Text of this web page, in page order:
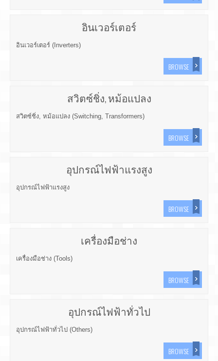
อินเวอร์เตอร์
อินเวอร์เตอร์ (Inverters)
BROWSE
สวิตซ์ชิ่ง, หม้อแปลง
สวิตซ์ชิ่ง, หม้อแปลง (Switching, Transformers)
BROWSE
อุปกรณ์ไฟฟ้าแรงสูง
อุปกรณ์ไฟฟ้าแรงสูง
BROWSE
เครื่องมือช่าง
เครื่องมือช่าง (Tools)
BROWSE
อุปกรณ์ไฟฟ้าทั่วไป
อุปกรณ์ไฟฟ้าทั่วไป (Others)
BROWSE